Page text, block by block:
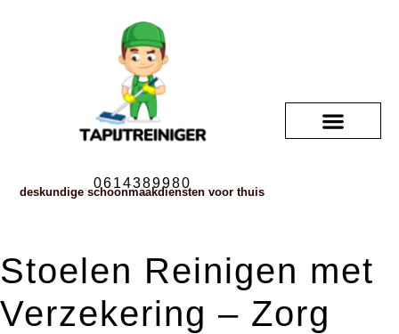
0614389980
deskundige schoonmaakdiensten voor thuis
Stoelen Reinigen met
Verzekering – Zorg